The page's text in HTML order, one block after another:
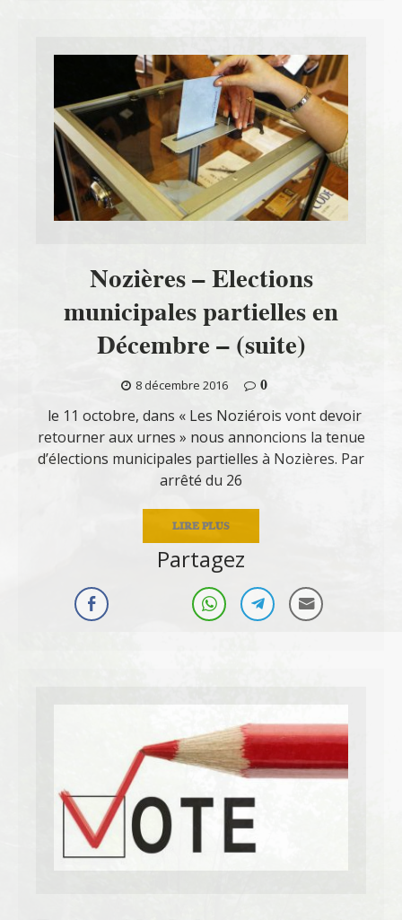
Nozières – Elections
municipales partielles en
Décembre – (suite)
8 décembre 2016
0
le 11 octobre, dans « Les Noziérois vont devoir
retourner aux urnes » nous annoncions la tenue
d’élections municipales partielles à Nozières. Par
arrêté du 26
LIRE PLUS
Partagez